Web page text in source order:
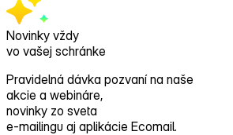
Novinky vždy
vo vašej schránke
Pravidelná dávka pozvaní na naše
akcie a webináre,
novinky zo sveta
e‑mailingu aj aplikácie Ecomail.